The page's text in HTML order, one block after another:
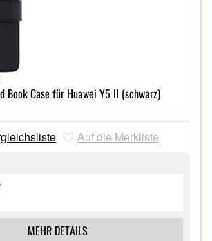
Book Case für Huawei Y5 II (schwarz)
Auf die Merkliste
MEHR DETAILS